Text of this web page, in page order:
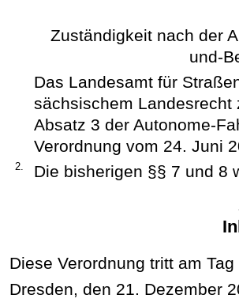
Zuständigkeit nach der
und-
Das Landesamt für
sächsischem
Absatz 3 der Autonome-
Verordnung vom 24. Juni
2. Die bisherigen §§ 7 und 8
Diese Verordnung tritt am
Dresden, den 21. Dezember